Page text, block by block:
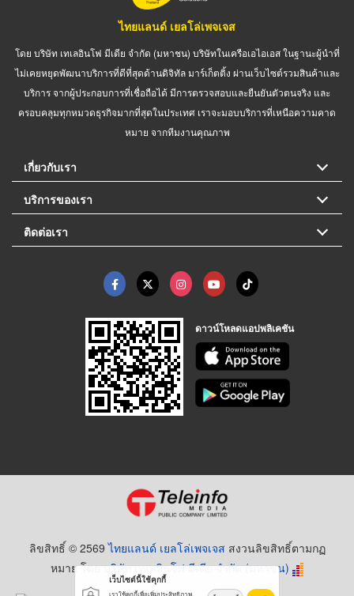
ไทยแลนด์ เยลโล่เพจเจส
โดย บริษัท เทเลอินโฟ มีเดีย จำกัด (มหาชน) บริษัทในเครือเอไอเอส ในฐานะผู้นำที่
ไม่เคยหยุดพัฒนาบริการที่ดีที่สุดด้านดิจิทัล มาร์เก็ตติ้ง ผ่านเว็บไซต์รวมสินค้าและ
บริการ จากผู้ประกอบการที่เชื่อถือได้ มีการตรวจสอบและยืนยันตัวตนจริง และ
ครอบคลุมทุกหมวดธุรกิจมากที่สุดในประเทศ เราจะมอบบริการที่เหนือความคาด
หมาย จากทีมงานคุณภาพ
เกี่ยวกับเรา
บริการของเรา
ติดต่อเรา
ดาวน์โหลดแอปพลิเคชัน
ลิขสิทธิ์ © 2569ไทยแลนด์ เยลโล่เพจเจส สงวนลิขสิทธิ์ตามกฏ
หมาย โดยบริษัท เทเลอินโฟ มีเดีย จำกัด (มหาชน)
เว็บไซต์นี้ใช้คุกกี้
เราใช้คุกกี้เพื่อเพิ่มประสิทธิภาพ